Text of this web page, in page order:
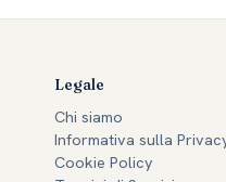
Legale
Chi siamo
Informativa sulla
Cookie Policy